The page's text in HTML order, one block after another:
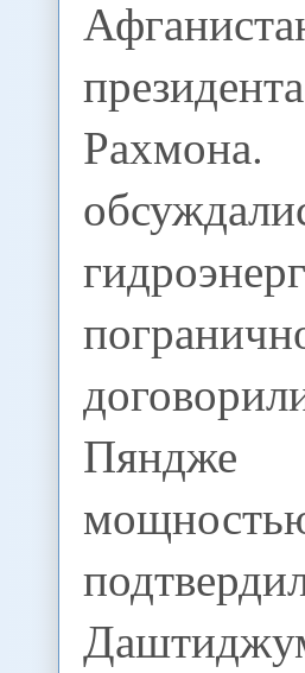
Пяндже